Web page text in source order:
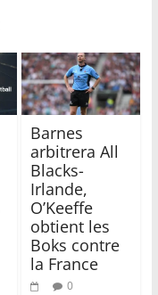
Barnes
arbitrera All
Blacks-
Irlande,
O’Keeffe
obtient les
Boks contre
la France
0